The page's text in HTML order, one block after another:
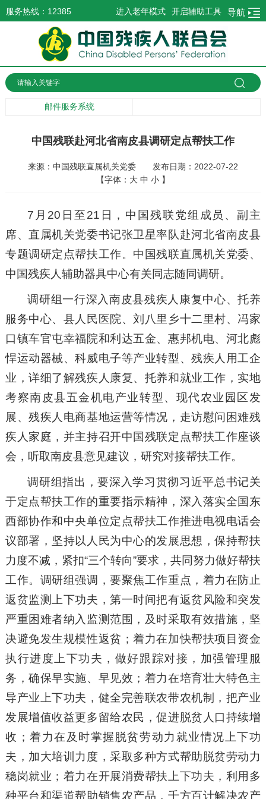
服务热线：12385 导航
开启辅助工具
进入老年模式
邮件服务系统
中国残联赴河北省南皮县调研定点帮扶工作
来源：中国残联直属机关党委
发布日期：2022-07-22
【字体： 大 中 小 】
7月20日至21日，中国残联党组成员、副主
席、直属机关党委书记张卫星率队赴河北省南皮县
专题调研定点帮扶工作。中国残联直属机关党委、
中国残疾人辅助器具中心有关同志随同调研。
调研组一行深入南皮县残疾人康复中心、托养
服务中心、县人民医院、刘八里乡十二里村、冯家
口镇车官屯幸福院和利达五金、惠邦机电、河北彪
悍运动器械、科威电子等产业转型、残疾人用工企
业，详细了解残疾人康复、托养和就业工作，实地
考察南皮县五金机电产业转型、现代农业园区发
展、残疾人电商基地运营等情况，走访慰问困难残
疾人家庭，并主持召开中国残联定点帮扶工作座谈
会，听取南皮县意见建议，研究对接帮扶工作。
调研组指出，要深入学习贯彻习近平总书记关
于定点帮扶工作的重要指示精神，深入落实全国东
西部协作和中央单位定点帮扶工作推进电视电话会
议部署，坚持以人民为中心的发展思想，保持帮扶
力度不减，紧扣“三个转向”要求，共同努力做好帮扶
工作。调研组强调，要聚焦工作重点，着力在防止
返贫监测上下功夫，第一时间把有返贫风险和突发
严重困难者纳入监测范围，及时采取有效措施，坚
决避免发生规模性返贫；着力在加快帮扶项目资金
执行进度上下功夫，做好跟踪对接，加强管理服
务，确保早实施、早见效；着力在培育壮大特色主
导产业上下功夫，健全完善联农带农机制，把产业
发展增值收益更多留给农民，促进脱贫人口持续增
收；着力在及时掌握脱贫劳动力就业情况上下功
夫，加大培训力度，采取多种方式帮助脱贫劳动力
稳岗就业；着力在开展消费帮扶上下功夫，利用多
种平台和渠道帮助销售农产品，千方百计解决农产